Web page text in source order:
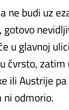
ne budi uz
u glavnoj
čvrsto,
ili Austrije
ni odmorio.